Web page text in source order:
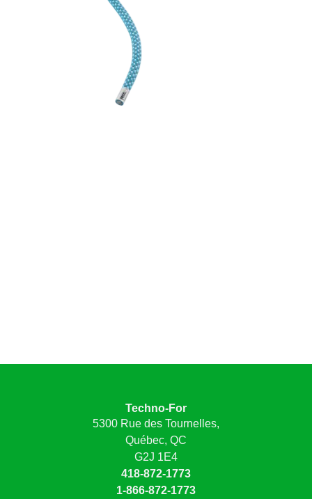
Techno-For
5300 Rue des Tournelles,
Québec, QC
G2J 1E4
418-872-1773
1-866-872-1773